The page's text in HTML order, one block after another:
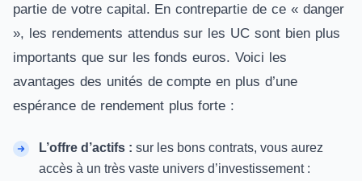
partie de votre capital. En contrepartie de ce « danger
», les rendements attendus sur les UC sont bien plus
importants que sur les fonds euros. Voici les
avantages des unités de compte en plus d’une
espérance de rendement plus forte :
L’offre d’actifs : sur les bons contrats, vous aurez
accès à un très vaste univers d’investissement :